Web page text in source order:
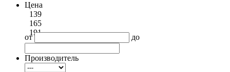
Цена
139
165
191
от до
Производитель